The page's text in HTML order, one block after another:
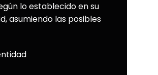
lo establecido en su
asumiendo las posibles